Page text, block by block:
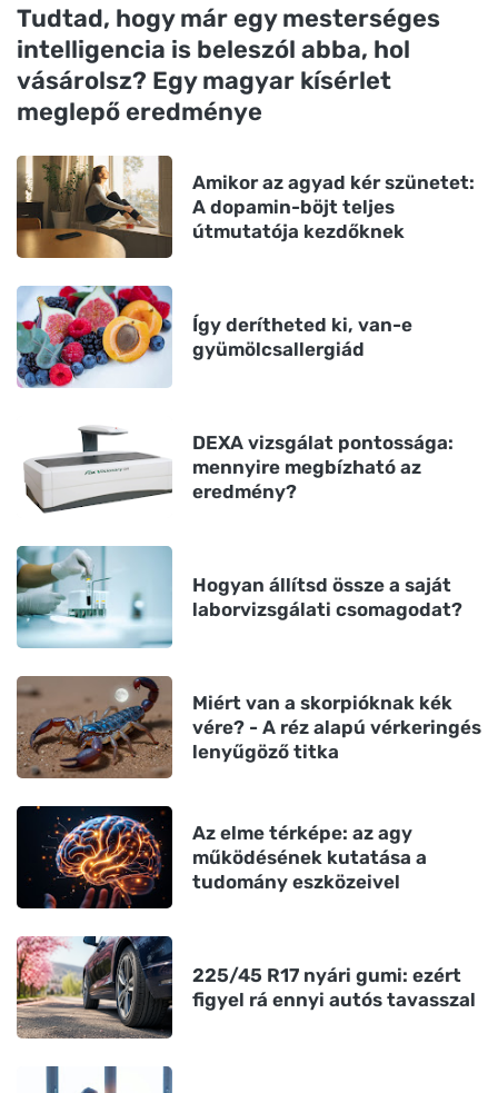
Tudtad, hogy már egy mesterséges
intelligencia is beleszól abba, hol
vásárolsz? Egy magyar kísérlet
meglepő eredménye
Amikor az agyad kér szünetet:
A dopamin-böjt teljes
útmutatója kezdőknek
Így derítheted ki, van-e
gyümölcsallergiád
DEXA vizsgálat pontossága:
mennyire megbízható az
eredmény?
Hogyan állítsd össze a saját
laborvizsgálati csomagodat?
Miért van a skorpióknak kék
vére? - A réz alapú vérkeringés
lenyűgöző titka
Az elme térképe: az agy
működésének kutatása a
tudomány eszközeivel
225/45 R17 nyári gumi: ezért
figyel rá ennyi autós tavasszal